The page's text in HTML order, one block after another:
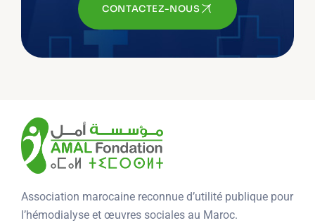
CONTACTEZ-NOUS
Association marocaine reconnue d’utilité publique pour
l’hémodialyse et œuvres sociales au Maroc.